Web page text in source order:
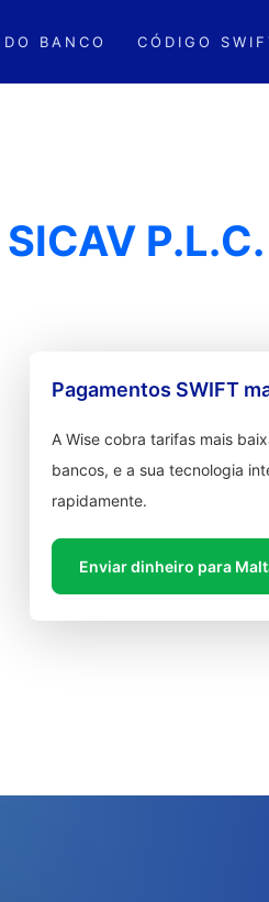
BANCO CÓDIGO
P.L.C.
Pagamentos SWIFT
A Wise cobra tarifas mais
bancos, e a sua tecnologia
rapidamente.
Enviar dinheiro para